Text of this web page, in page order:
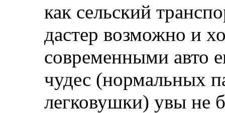
как сельский
дастер возможно и
современными авто
чудес (нормальных
легковушки) увы не